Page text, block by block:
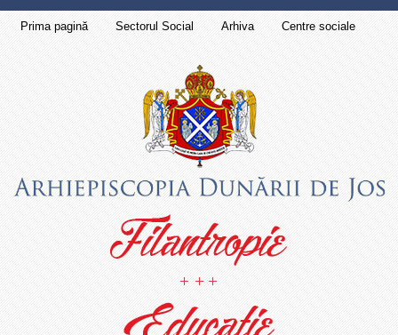
Prima pagină Sectorul Social Arhiva
Centre sociale